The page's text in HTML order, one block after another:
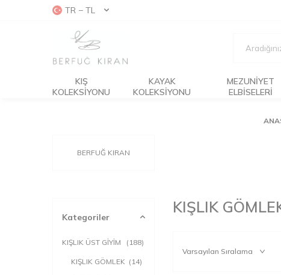
TR − TL
KIŞ
KOLEKSIYONU
KAYAK
KOLEKSIYONU
MEZUNIYET
ELBISELERI
BERFUĞ KIRAN
Kategoriler
KIŞLIK ÜST GİYİM (188)
KIŞLIK GÖMLEK (14)
KIŞLIK